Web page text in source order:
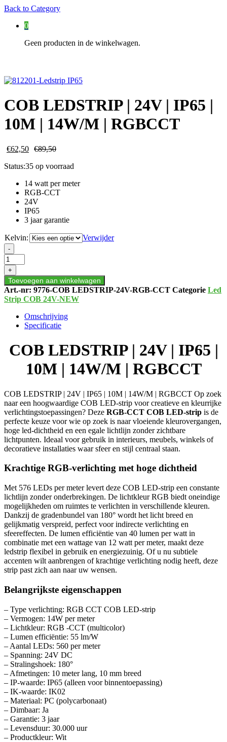
Back to Category
0
Geen producten in de winkelwagen.
COB LEDSTRIP | 24V | IP65 |
10M | 14W/M | RGBCCT
€62,50 €89,50
Status:35 op voorraad
14 watt per meter
RGB-CCT
24V
IP65
3 jaar garantie
Kelvin:
Verwijder
COB
LEDSTRIP
|
24V
|
IP65
|
14W/M
RGBCCT
aantal
-
+
Toevoegen aan winkelwagen
Art.-nr: 9776-COB LEDSTRIP-24V-RGB-CCT Categorie Led
Strip COB 24V-NEW
Omschrijving
Specificatie
COB LEDSTRIP | 24V | IP65 |
10M | 14W/M | RGBCCT
COB LEDSTRIP | 24V | IP65 | 10M | 14W/M | RGBCCT Op zoek
naar een hoogwaardige COB LED-strip voor creatieve en kleurrijke
verlichtingstoepassingen? Deze RGB-CCT COB LED-strip is de
perfecte keuze voor wie op zoek is naar vloeiende kleurovergangen,
hoge led-dichtheid en een egale lichtlijn zonder zichtbare
lichtpunten. Ideaal voor gebruik in interieurs, meubels, winkels of
decoratieve installaties waar sfeer en stijl centraal staan.
Krachtige RGB-verlichting met hoge dichtheid
Met 576 LEDs per meter levert deze COB LED-strip een constante
lichtlijn zonder onderbrekingen. De lichtkleur RGB biedt oneindige
mogelijkheden om ruimtes te verlichten in verschillende kleuren.
Dankzij de gradenbundel van 180° wordt het licht breed en
gelijkmatig verspreid, perfect voor indirecte verlichting en
sfeereffecten. De lumen efficiëntie van 40 lumen per watt in
combinatie met een wattage van 12 watt per meter, maakt deze
ledstrip flexibel in gebruik en energiezuinig. Of u nu subtiele
accenten wilt aanbrengen of krachtige verlichting nodig heeft, deze
strip past zich aan naar uw wensen.
Belangrijkste eigenschappen
– Type verlichting: RGB CCT COB LED-strip
– Vermogen: 14W per meter
– Lichtkleur: RGB -CCT (multicolor)
– Lumen efficiëntie: 55 lm/W
– Aantal LEDs: 560 per meter
– Spanning: 24V DC
– Stralingshoek: 180°
– Afmetingen: 10 meter lang, 10 mm breed
– IP-waarde: IP65 (alleen voor binnentoepassing)
– IK-waarde: IK02
– Materiaal: PC (polycarbonaat)
– Dimbaar: Ja
– Garantie: 3 jaar
– Levensduur: 30.000 uur
– Productkleur: Wit